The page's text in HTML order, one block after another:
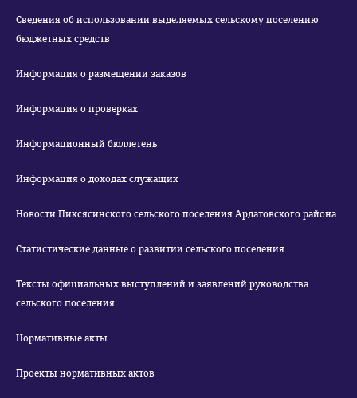
Сведения об использовании выделяемых сельскому поселению
бюджетных средств
Информация о размещении заказов
Информация о проверках
Информационный бюллетень
Информация о доходах служащих
Новости Пиксясинского сельского поселения Ардатовского района
Статистические данные о развитии сельского поселения
Тексты официальных выступлений и заявлений руководства
сельского поселения
Нормативные акты
Проекты нормативных актов